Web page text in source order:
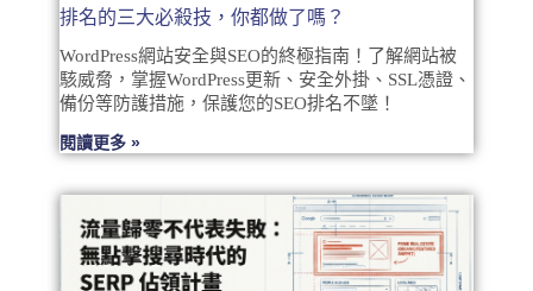
排名的三大必殺技，你都做了嗎？
WordPress網站安全與SEO的終極指南！了解網站被
駭威脅，掌握WordPress更新、安全外掛、SSL憑證、
備份等防護措施，保護您的SEO排名不墜！
閱讀更多 »